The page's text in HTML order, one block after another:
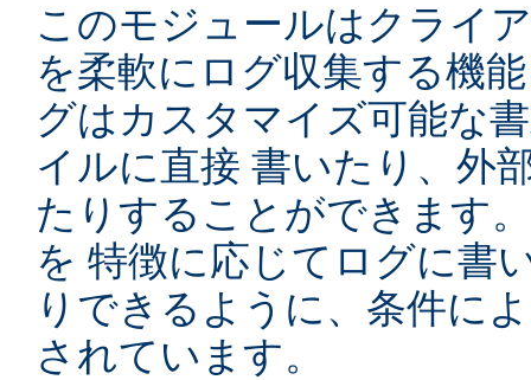
このモジュールはクライ
を柔軟にログ収集する機
グはカスタマイズ可能な
イルに直接 書いたり、外
たりすることができます
を 特徴に応じてログに書
りできるように、条件に
されています。